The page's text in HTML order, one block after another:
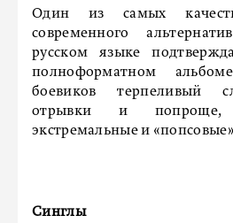
Один из самых
современного
русском языке
полноформатном
боевиков терпеливый
отрывки и
экстремальные и
Синглы